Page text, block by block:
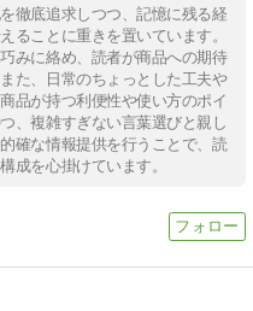
徹底追求しつつ、記憶に残る経
ることに重きを置いています。
みに絡め、読者が商品への期待
た、日常のちょっとした工夫や
品が持つ利便性や使い方のポイ
、複雑すぎない言葉選びと親し
確な情報提供を行うことで、読
成を心掛けています。